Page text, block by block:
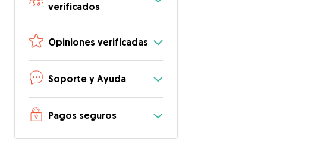
verificados
Opiniones verificadas
Soporte y Ayuda
Pagos seguros